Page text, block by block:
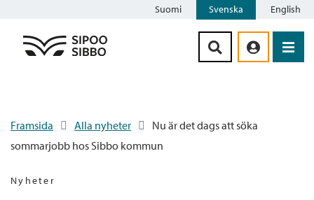
Suomi Svenska English
Framsida Alla nyheter
Nu är det dags att söka
sommarjobb hos Sibbo kommun
Nyheter